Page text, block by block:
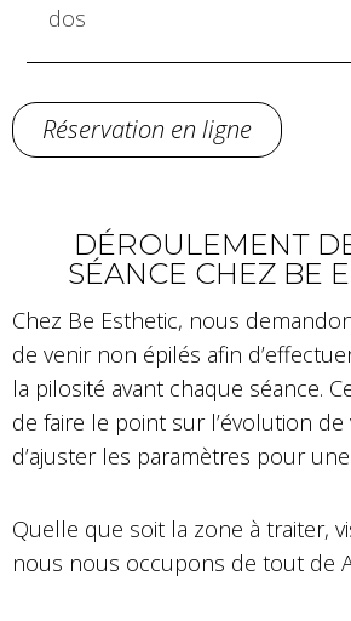
dos
Réservation en ligne
DÉROULEMENT
SÉANCE CHEZ BE
Chez Be Esthetic, nous
de venir non épilés afin
la pilosité avant chaque séance.
de faire le point sur l’évolution
d’ajuster les paramètres pour
Quelle que soit la zone à traiter,
nous nous occupons de tout de